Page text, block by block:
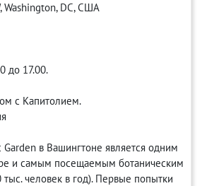
Washington, DC, США
до 17.00.
с Капитолием.
в Вашингтоне является одним
и самым посещаемым ботаническим
человек в год). Первые попытки